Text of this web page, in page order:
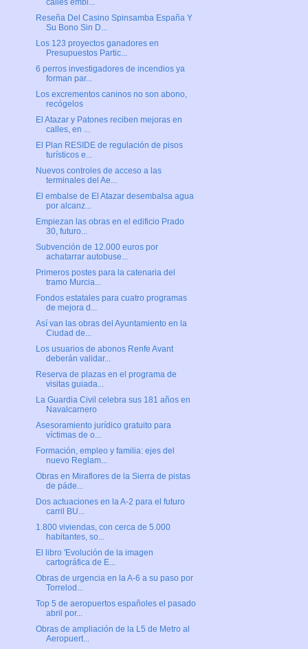
calles embl...
Reseña Del Casino Spinsamba España Y
Su Bono Sin D...
Los 123 proyectos ganadores en
Presupuestos Partic...
6 perros investigadores de incendios ya
forman par...
Los excrementos caninos no son abono,
recógelos
El Atazar y Patones reciben mejoras en
calles, en ...
El Plan RESIDE de regulación de pisos
turísticos e...
Nuevos controles de acceso a las
terminales del Ae...
El embalse de El Atazar desembalsa agua
por alcanz...
Empiezan las obras en el edificio Prado
30, futuro...
Subvención de 12.000 euros por
achatarrar autobuse...
Primeros postes para la catenaria del
tramo Murcia...
Fondos estatales para cuatro programas
de mejora d...
Así van las obras del Ayuntamiento en la
Ciudad de...
Los usuarios de abonos Renfe Avant
deberán validar...
Reserva de plazas en el programa de
visitas guiada...
La Guardia Civil celebra sus 181 años en
Navalcarnero
Asesoramiento jurídico gratuito para
víctimas de o...
Formación, empleo y familia: ejes del
nuevo Reglam...
Obras en Miraflores de la Sierra de pistas
de páde...
Dos actuaciones en la A-2 para el futuro
carril BU...
1.800 viviendas, con cerca de 5.000
habitantes, so...
El libro 'Evolución de la imagen
cartográfica de E...
Obras de urgencia en la A-6 a su paso por
Torrelod...
Top 5 de aeropuertos españoles el pasado
abril por...
Obras de ampliación de la L5 de Metro al
Aeropuert...